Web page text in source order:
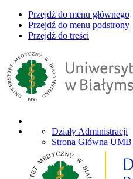
Przejdź do menu głównego
Przejdź do menu podstrony
Przejdź do treści
Działy Administracji
Strona Główna UMB